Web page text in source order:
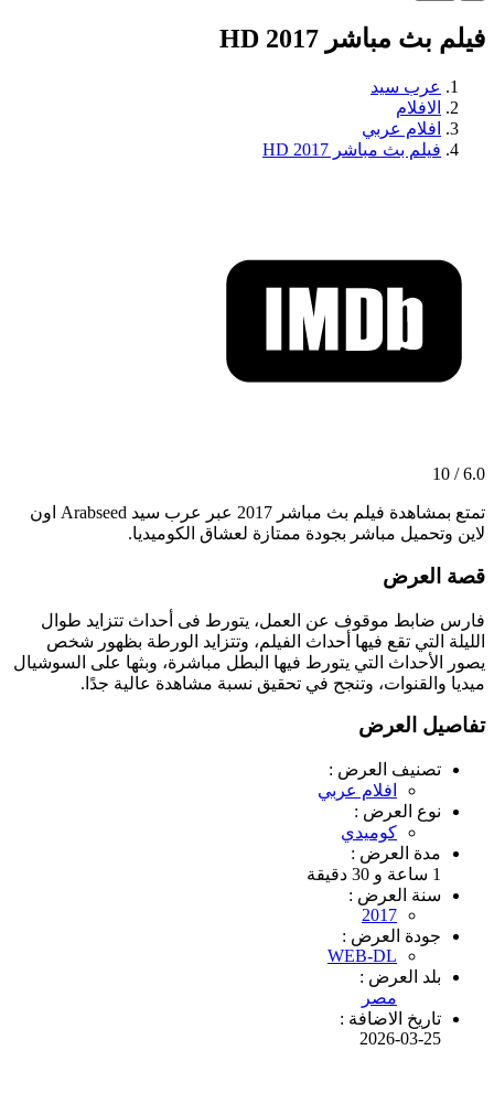
فيلم بث مباشر 2017 HD
عرب سيد
الافلام
افلام عربي
فيلم بث مباشر 2017 HD
6.0 / 10
تمتع بمشاهدة فيلم بث مباشر 2017 عبر عرب سيد Arabseed اون
لاين وتحميل مباشر بجودة ممتازة لعشاق الكوميديا.
قصة العرض
فارس ضابط موقوف عن العمل، يتورط فى أحداث تتزايد طوال
الليلة التي تقع فيها أحداث الفيلم، وتتزايد الورطة بظهور شخص
يصور الأحداث التي يتورط فيها البطل مباشرة، وبثها على السوشيال
ميديا والقنوات، وتنجح في تحقيق نسبة مشاهدة عالية جدًا.
تفاصيل العرض
تصنيف العرض :
افلام عربي
نوع العرض :
كوميدي
مدة العرض :
1 ساعة و 30 دقيقة
سنة العرض :
2017
جودة العرض :
WEB-DL
بلد العرض :
مصر
تاريخ الاضافة :
2026-03-25